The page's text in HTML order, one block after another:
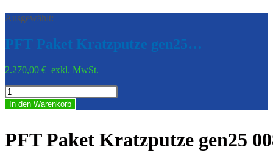
Ausgewählt:
PFT Paket Kratzputze gen25…
2.270,00 € exkl. MwSt.
PFT
Paket
Kratzputze
00873895
Menge
In den Warenkorb
PFT Paket Kratzputze gen25